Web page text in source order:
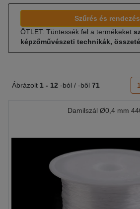
Szűrés és rendezés
ÖTLET: Tüntessék fel a termékeket
képzőművészeti technikák,
Ábrázolt 1 - 12 -ból / -ből 71 1
Damilszál Ø0,4 mm